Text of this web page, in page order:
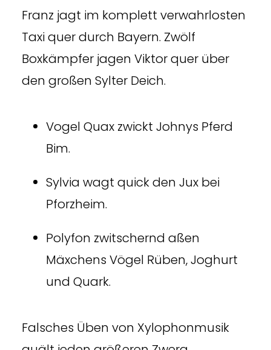
Franz jagt im komplett verwahrlosten
Taxi quer durch Bayern. Zwölf
Boxkämpfer jagen Viktor quer über
den großen Sylter Deich.
Vogel Quax zwickt Johnys Pferd
Bim.
Sylvia wagt quick den Jux bei
Pforzheim.
Polyfon zwitschernd aßen
Mäxchens Vögel Rüben, Joghurt
und Quark.
Falsches Üben von Xylophonmusik